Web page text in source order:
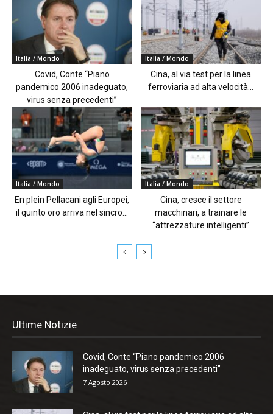
Italia / Mondo
Covid, Conte “Piano
pandemico 2006 inadeguato,
virus senza precedenti”
Italia / Mondo
Cina, al via test per la linea
ferroviaria ad alta velocità...
Italia / Mondo
En plein Pellacani agli Europei,
il quinto oro arriva nel sincro...
Italia / Mondo
Cina, cresce il settore
macchinari, a trainare le
“attrezzature intelligenti”
Ultime Notizie
Covid, Conte “Piano pandemico 2006
inadeguato, virus senza precedenti”
7 Agosto 2026